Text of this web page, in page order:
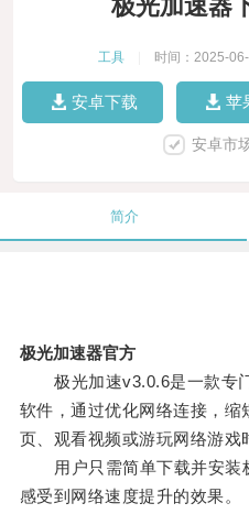
极光加速器
工具 时间：2025-
安卓下载 苹
安卓市
简介
极光加速器官方
极光加速v3.0.6是一款专
软件，通过优化网络连接，缩
页、观看视频或游玩网络游戏
用户只需简单下载并安装
感受到网络速度提升的效果。